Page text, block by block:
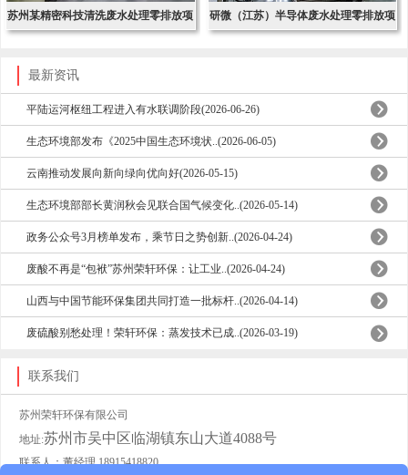
苏州某精密科技清洗废水处理零排放项 研微（江苏）半导体废水处理零排放项
最新资讯
平陆运河枢纽工程进入有水联调阶段(2026-06-26)
生态环境部发布《2025中国生态环境状..(2026-06-05)
云南推动发展向新向绿向优向好(2026-05-15)
生态环境部部长黄润秋会见联合国气候变化..(2026-05-14)
政务公众号3月榜单发布，乘节日之势创新..(2026-04-24)
废酸不再是“包袱”苏州荣轩环保：让工业..(2026-04-24)
山西与中国节能环保集团共同打造一批标杆..(2026-04-14)
废硫酸别愁处理！荣轩环保：蒸发技术已成..(2026-03-19)
联系我们
苏州荣轩环保有限公司
地址:苏州市吴中区临湖镇东山大道4088号
联系人：董经理 18915418820